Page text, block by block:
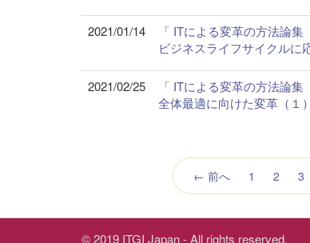
2021/01/14
「 ITによる変革の方法論
ビジネスライフサイクルに
2021/02/25
「 ITによる変革の方法論
全体最適に向けた変革（１
← 前へ 1 2 3
© 2019 ITGI Japan - All rights reserved.